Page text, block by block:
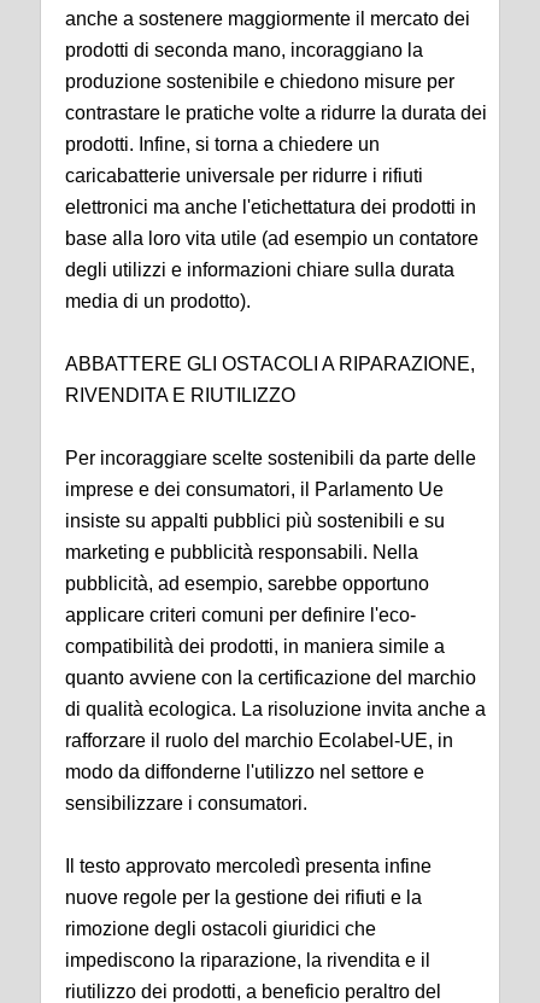
anche a sostenere maggiormente il mercato dei
prodotti di seconda mano, incoraggiano la
produzione sostenibile e chiedono misure per
contrastare le pratiche volte a ridurre la durata dei
prodotti. Infine, si torna a chiedere un
caricabatterie universale per ridurre i rifiuti
elettronici ma anche l'etichettatura dei prodotti in
base alla loro vita utile (ad esempio un contatore
degli utilizzi e informazioni chiare sulla durata
media di un prodotto).
ABBATTERE GLI OSTACOLI A RIPARAZIONE,
RIVENDITA E RIUTILIZZO
Per incoraggiare scelte sostenibili da parte delle
imprese e dei consumatori, il Parlamento Ue
insiste su appalti pubblici più sostenibili e su
marketing e pubblicità responsabili. Nella
pubblicità, ad esempio, sarebbe opportuno
applicare criteri comuni per definire l'eco-
compatibilità dei prodotti, in maniera simile a
quanto avviene con la certificazione del marchio
di qualità ecologica. La risoluzione invita anche a
rafforzare il ruolo del marchio Ecolabel-UE, in
modo da diffonderne l'utilizzo nel settore e
sensibilizzare i consumatori.
Il testo approvato mercoledì presenta infine
nuove regole per la gestione dei rifiuti e la
rimozione degli ostacoli giuridici che
impediscono la riparazione, la rivendita e il
riutilizzo dei prodotti, a beneficio peraltro del